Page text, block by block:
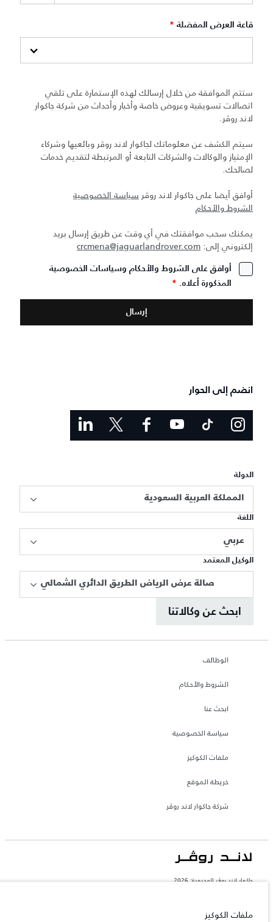
قاعة العرض المفضلة *
ستتم الموافقة من خلال إرسالك لهذه الإستمارة على تلقي
اتصالات تسويقية وعروض خاصة وأخبار وأحداث من شركة جاكوار
لاند روڤر.
سيتم الكشف عن معلوماتك لجاكوار لاند روڤر وبائعيها وشركاء
الإمتياز والوكالات والشركات التابعة أو المرتبطة لتقديم خدمات
لصالحك.
أوافق أيضا على جاكوار لاند روڤر سياسة الخصوصية
الشروط والأحكام
يمكنك سحب موافقتك في أي وقت عن طريق إرسال بريد
إلكتروني إلى: crcmena@jaguarlandrover.com
أوافق على الشروط والأحكام وسياسات الخصوصية
المذكورة أعلاه. *
انضم إلى الحوار
الدولة
المملكة العربية السعودية
اللغة
عربي
الوكيل المعتمد
صالة عرض الرياض الطريق الدائري الشمالي
ابحث عن وكالاتنا
الوظائف
الشروط والأحكام
ابحث عنا
سياسة الخصوصية
ملفات الكوكيز
خريطة الموقع
شركة جاكوار لاند روڤر
جاكوار لاند روڨر المحدودة: 2026
تعكس الأوزان المذكورة مواصفات السيارة القياسية. سوف تؤثر الإكسسوارات وغيرها من
العناصر المثبتة بعد نقطة التصنيع في الحمولة. تأكد من عدم تجاوز الوزن الإجمالي للسيارة
ملفات الكوكيز